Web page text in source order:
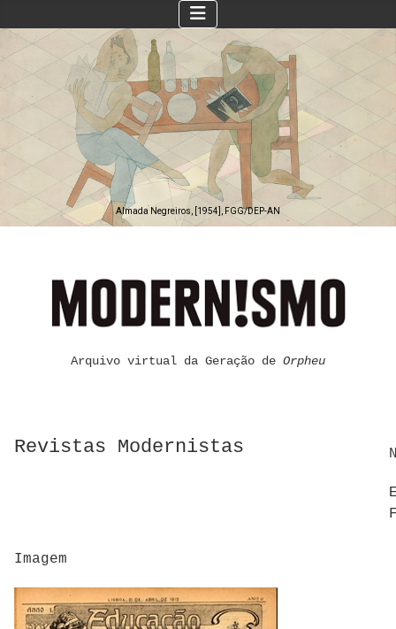
Almada Negreiros, [1954], FGG/DEP-AN
Arquivo virtual da Geração de Orpheu
Revistas Modernistas
Imagem